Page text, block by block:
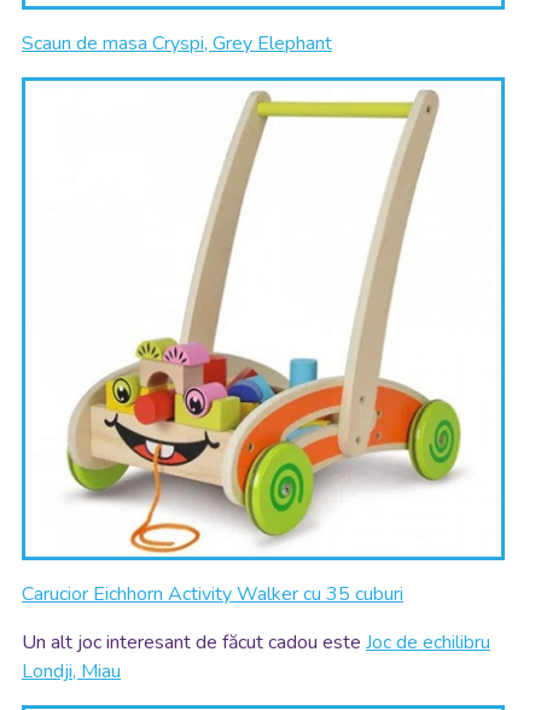
Scaun de masa Cryspi, Grey Elephant
Carucior Eichhorn Activity Walker cu 35 cuburi
Un alt joc interesant de făcut cadou este Joc de echilibru
Londji, Miau